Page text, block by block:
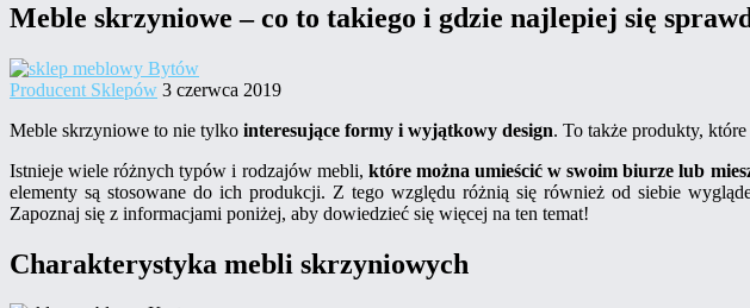
Meble skrzyniowe – co to takiego i gdzie najlepiej się
Producent Sklepów 3 czerwca 2019
Meble skrzyniowe to nie tylko interesujące formy i wyjątkowy design. To także produkty,
Istnieje wiele różnych typów i rodzajów mebli, które można umieścić w swoim biurze lub
elementy są stosowane do ich produkcji. Z tego względu różnią się również od siebie
Zapoznaj się z informacjami poniżej, aby dowiedzieć się więcej na ten temat!
Charakterystyka mebli skrzyniowych